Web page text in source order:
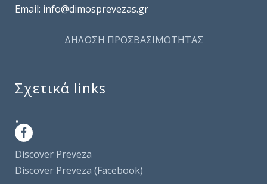
Email: info@dimosprevezas.gr
ΔΗΛΩΣΗ ΠΡΟΣΒΑΣΙΜΟΤΗΤΑΣ
Σχετικά links
.
Discover Preveza
Discover Preveza (Facebook)